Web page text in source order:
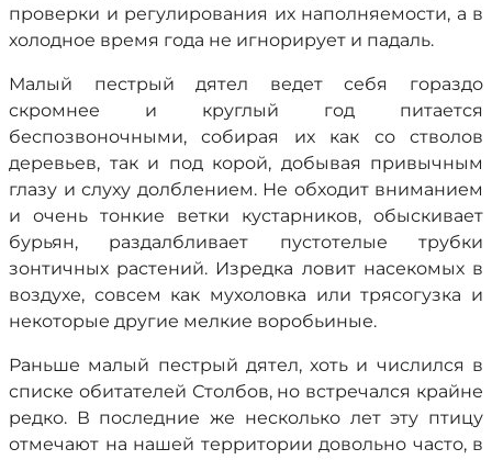
проверки и регулирования их наполняемости, а в
холодное время года не игнорирует и падаль.
Малый пестрый дятел ведет себя гораздо
скромнее и круглый год питается
беспозвоночными, собирая их как со стволов
деревьев, так и под корой, добывая привычным
глазу и слуху долблением. Не обходит вниманием
и очень тонкие ветки кустарников, обыскивает
бурьян, раздалбливает пустотелые трубки
зонтичных растений. Изредка ловит насекомых в
воздухе, совсем как мухоловка или трясогузка и
некоторые другие мелкие воробьиные.
Раньше малый пестрый дятел, хоть и числился в
списке обитателей Столбов, но встречался крайне
редко. В последние же несколько лет эту птицу
отмечают на нашей территории довольно часто, в